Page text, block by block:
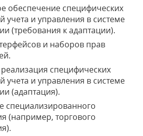
обеспечение специфических
учета и управления в системе
(требования к адаптации).
и наборов прав
специфических
учета и управления в системе
(адаптация).
специализированного
(например, торгового